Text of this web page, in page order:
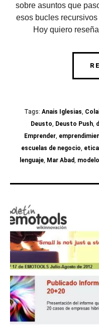
sobre asuntos que
esos bucles
Hoy quiero
Tags: Anais Iglesias
Deusto Deusto Push,
Emprender,
escuelas de negocio
lenguaje Mar Abad